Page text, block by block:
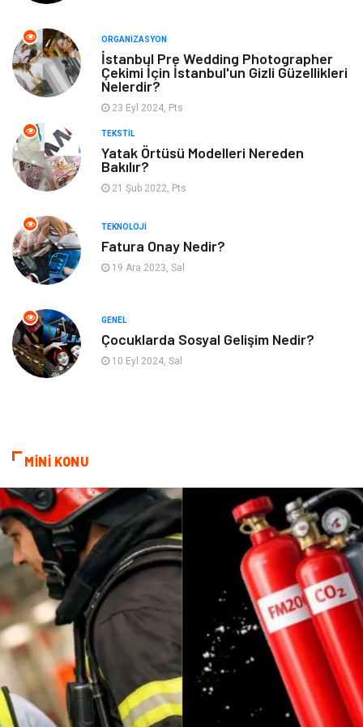
Eğitim Kurumları
Tekstil Organizasyon
Tatil Eğlence
Finans & Ekonomi
Maden ve Metal
Hediyelik Eşya
Aksesuar
Ambalaj
Telekomünikasyon Bitkisel Ürünler
Bebek Giyim Pazarlama
İthalat İhracat Moda
Tarım & Hayvancılık Markalar
Periyodik Kontrol Kiralama Servisleri
ORGANIZASYON
İstanbul Pre Wedding Photographer
Çekimi İçin İstanbul'un Gizli Güzellikleri
Nelerdir?
23 Eyl 2024, Pts
TEKSTIL
Yatak Örtüsü Modelleri Nereden
Bakılır?
21 Şub 2022, Pts
TEKNOLOJI
Fatura Onay Nedir?
19 Ara 2023, Sal
GENEL
Çocuklarda Sosyal Gelişim Nedir?
10 Eyl 2024, Sal
MİNİ KONU